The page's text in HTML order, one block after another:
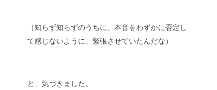
（知らず知らずのうちに、本音をわずかに否定し
て感じないように、緊張させていたんだな）
と、気づきました。